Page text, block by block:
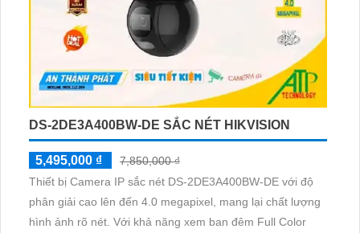
DS-2DE3A400BW-DE SẮC NÉT HIKVISION
5,495,000 ₫
7,850,000 ₫
Thiết bị Camera IP sắc nét DS-2DE3A400BW-DE với độ
phân giải cao lên đến 4.0 megapixel, mang lại chất lượng
hình ảnh rõ nét. Với khả năng xem ban đêm Full Color